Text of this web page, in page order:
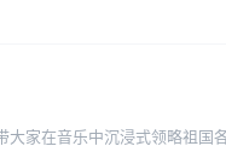
家在音乐中沉浸式领略祖